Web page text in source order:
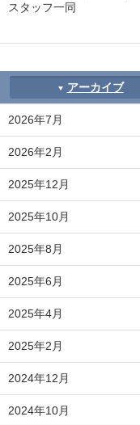
スタッフ一同
アーカイブ
2026年7月
2026年2月
2025年12月
2025年10月
2025年8月
2025年6月
2025年4月
2025年2月
2024年12月
2024年10月